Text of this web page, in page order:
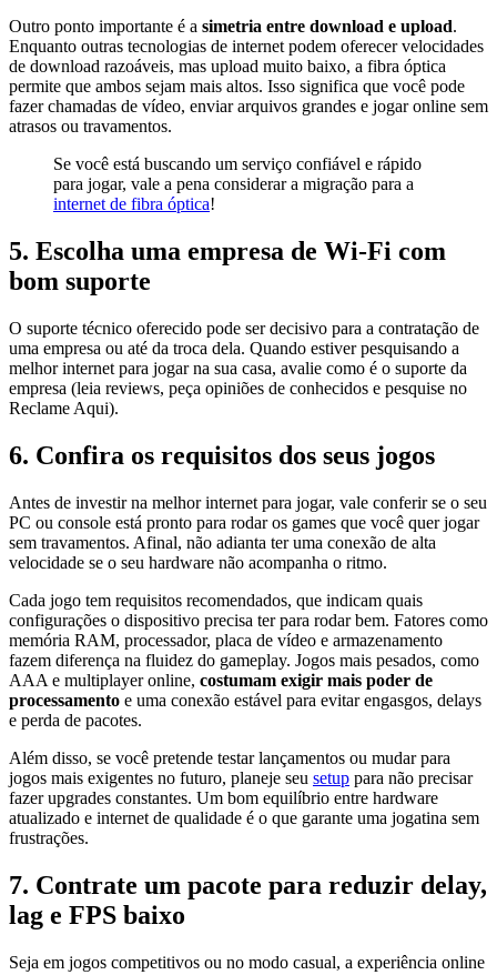
Outro ponto importante é a simetria entre download e upload.
Enquanto outras tecnologias de internet podem oferecer velocidades
de download razoáveis, mas upload muito baixo, a fibra óptica
permite que ambos sejam mais altos. Isso significa que você pode
fazer chamadas de vídeo, enviar arquivos grandes e jogar online sem
atrasos ou travamentos.
Se você está buscando um serviço confiável e rápido
para jogar, vale a pena considerar a migração para a
internet de fibra óptica!
5. Escolha uma empresa de Wi-Fi com
bom suporte
O suporte técnico oferecido pode ser decisivo para a contratação de
uma empresa ou até da troca dela. Quando estiver pesquisando a
melhor internet para jogar na sua casa, avalie como é o suporte da
empresa (leia reviews, peça opiniões de conhecidos e pesquise no
Reclame Aqui).
6. Confira os requisitos dos seus jogos
Antes de investir na melhor internet para jogar, vale conferir se o seu
PC ou console está pronto para rodar os games que você quer jogar
sem travamentos. Afinal, não adianta ter uma conexão de alta
velocidade se o seu hardware não acompanha o ritmo.
Cada jogo tem requisitos recomendados, que indicam quais
configurações o dispositivo precisa ter para rodar bem. Fatores como
memória RAM, processador, placa de vídeo e armazenamento
fazem diferença na fluidez do gameplay. Jogos mais pesados, como
AAA e multiplayer online, costumam exigir mais poder de
processamento e uma conexão estável para evitar engasgos, delays
e perda de pacotes.
Além disso, se você pretende testar lançamentos ou mudar para
jogos mais exigentes no futuro, planeje seu setup para não precisar
fazer upgrades constantes. Um bom equilíbrio entre hardware
atualizado e internet de qualidade é o que garante uma jogatina sem
frustrações.
7. Contrate um pacote para reduzir delay,
lag e FPS baixo
Seja em jogos competitivos ou no modo casual, a experiência online